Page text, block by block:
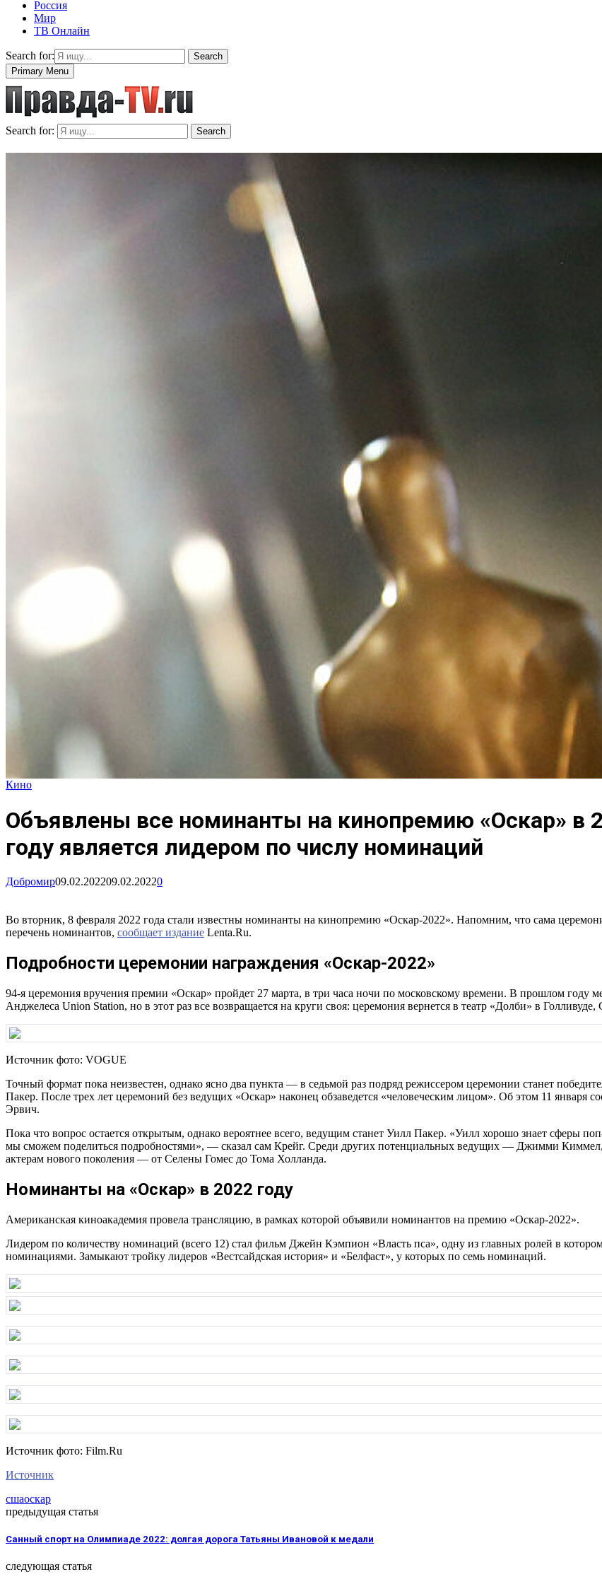
Россия
Мир
ТВ Онлайн
Search for:
Search
Primary Menu
Search for: Search
Кино
Объявлены все номинанты на кинопремию «Оскар» в
году является лидером по числу номинаций
Добромир09.02.202209.02.20220
Во вторник, 8 февраля 2022 года стали известны номинанты на кинопремию «Оскар-2022». Напомним, что сама
перечень номинантов, сообщает издание Lenta.Ru.
Подробности церемонии награждения «Оскар-2022»
94-я церемония вручения премии «Оскар» пройдет 27 марта, в три часа ночи по московскому времени. В прошлом году
Анджелеса Union Station, но в этот раз все возвращается на круги своя: церемония вернется в театр «Долби» в
Источник фото: VOGUE
Точный формат пока неизвестен, однако ясно два пункта — в седьмой раз подряд режиссером церемонии станет
Пакер. После трех лет церемоний без ведущих «Оскар» наконец обзаведется «человеческим лицом». Об этом 11 января
Эрвич.
Пока что вопрос остается открытым, однако вероятнее всего, ведущим станет Уилл Пакер. «Уилл хорошо знает сферы
мы сможем поделиться подробностями», — сказал сам Крейг. Среди других потенциальных ведущих — Джимми
актерам нового поколения — от Селены Гомес до Тома Холланда.
Номинанты на «Оскар» в 2022 году
Американская киноакадемия провела трансляцию, в рамках которой объявили номинантов на премию «Оскар-2022».
Лидером по количеству номинаций (всего 12) стал фильм Джейн Кэмпион «Власть пса», одну из главных ролей в
номинациями. Замыкают тройку лидеров «Вестсайдская история» и «Белфаст», у которых по семь номинаций.
Источник фото: Film.Ru
Источник
сшаоскар
предыдущая статья
Санный спорт на Олимпиаде 2022: долгая дорога Татьяны Ивановой к медали
следующая статья